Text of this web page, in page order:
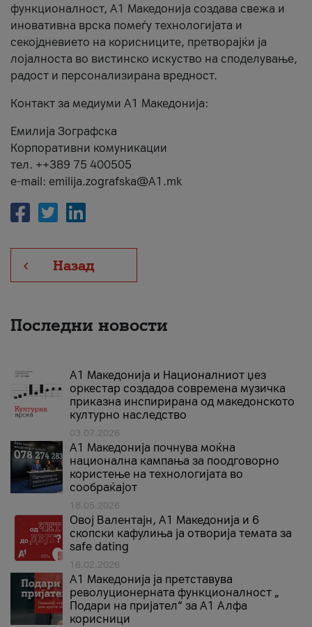
функционалност, А1 Македонија создава свежа и
иновативна врска помеѓу технологијата и
секојдневието на корисниците, претворајќи ја
лојалноста во вистинско искуство на споделување,
радост и персонализирана вредност.
Контакт за медиуми А1 Македонија:
Емилија Зографска
Корпоративни комуникации
тел. ++389 75 400505
e-mail: emilija.zografska@A1.mk
Назад
Последни новости
А1 Македонија и Националниот џез
оркестар создадоа современа музичка
приказна инспирирана од македонското
културно наследство
03.07.2026
A1 Македонија почнува моќна
национална кампања за поодговорно
користење на технологијата во
сообраќајот
18.05.2026
Овој Валентајн, A1 Македонија и 6
скопски кафулиња ја отворија темата за
safe dating
16.02.2026
А1 Македонија ја претставува
револуционерната функционалност „
Подари на пријател“ за А1 Алфа
корисници